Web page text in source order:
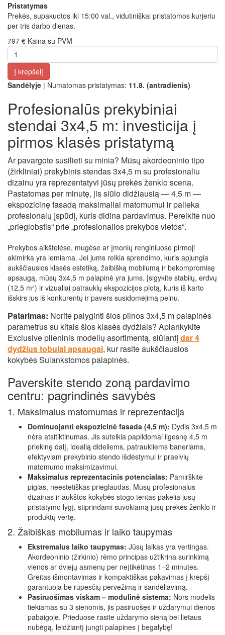
Pristatymas
Prekės, supakuotos iki 15:00 val., vidutiniškai pristatomos kurjeriu
per tris darbo dienas.
797 € Kaina su PVM
Į krepšelį
Sandėlyje | Numatomas pristatymas: 11.8. (antradienis)
Profesionalūs prekybiniai
stendai 3x4,5 m: investicija į
pirmos klasės pristatymą
Ar pavargote susilieti su minia? Mūsų akordeoninio tipo
(žirkliniai) prekybinis stendas 3x4,5 m su profesionaliu
dizainu yra reprezentatyvi jūsų prekės ženklo scena.
Pastatomas per minutę, jis siūlo didžiausią — 4,5 m —
ekspozicinę fasadą maksimaliai matomumui ir palieka
profesionalų įspūdį, kuris didina pardavimus. Pereikite nuo
„prieglobstis“ prie „profesionalios prekybos vietos“.
Prekybos aikštelėse, mugėse ar įmonių renginiuose pirmoji
akimirka yra lemiama. Jei jums reikia sprendimo, kuris apjungia
aukščiausios klasės estetiką, žaibišką mobilumą ir bekompromisę
apsaugą, mūsų 3x4,5 m palapinė yra jums. Įsigykite stabilų, erdvų
(12,5 m²) ir vizualiai patrauklų ekspozicijos plotą, kuris iš karto
išskirs jus iš konkurentų ir pavers susidomėjimą pelnu.
Patarimas: Norite palyginti šios pilnos 3x4,5 m palapinės
parametrus su kitais šios klasės dydžiais? Aplankykite
Exclusive plieninis modelių asortimentą, siūlantį dar 4
dydžius tobulai apsaugai, kur rasite aukščiausios
kokybės Sulankstomos palapinės.
Paverskite stendo zoną pardavimo
centru: pagrindinės savybės
1. Maksimalus matomumas ir reprezentacija
Dominuojanti ekspozicinė fasada (4,5 m): Dydis 3x4,5 m
nėra atsitiktinumas. Jis suteikia papildomai ilgesnę 4,5 m
priekinę dalį, idealią dideliems, patraukliems baneriams,
efektyviam prekybinio stendo išdėstymui ir praeivių
matomumo maksimizavimui.
Maksimalus reprezentacinis potencialas: Pamirškite
pigias, neestetiškas prieglaudas. Mūsų profesionalus
dizainas ir aukštos kokybės stogo tentas pakelia jūsų
pristatymo lygį, stiprindami suvokiamą jūsų prekės ženklo ir
produktų vertę.
2. Žaibiškas mobilumas ir laiko taupymas
Ekstremalus laiko taupymas: Jūsų laikas yra vertingas.
Akordeoninio (žirkinio) rėmo principas užtikrina surinkimą
vienos ar dviejų asmenų per neįtikėtinas 1–2 minutes.
Greitas išmontavimas ir kompaktiškas pakavimas į krepšį
garantuoja be rūpesčių pervežimą ir sandėliavimą.
Pasiruošimas viskam – modulinė sistema: Nors modelis
tiekiamas su 3 sienomis, jis pasiruošęs ir uždarymui dienos
pabaigoje. Prieduose rasite uždarymo sieną bei lietaus
nubėgą, leidžiantį jungti palapines į begalybę!